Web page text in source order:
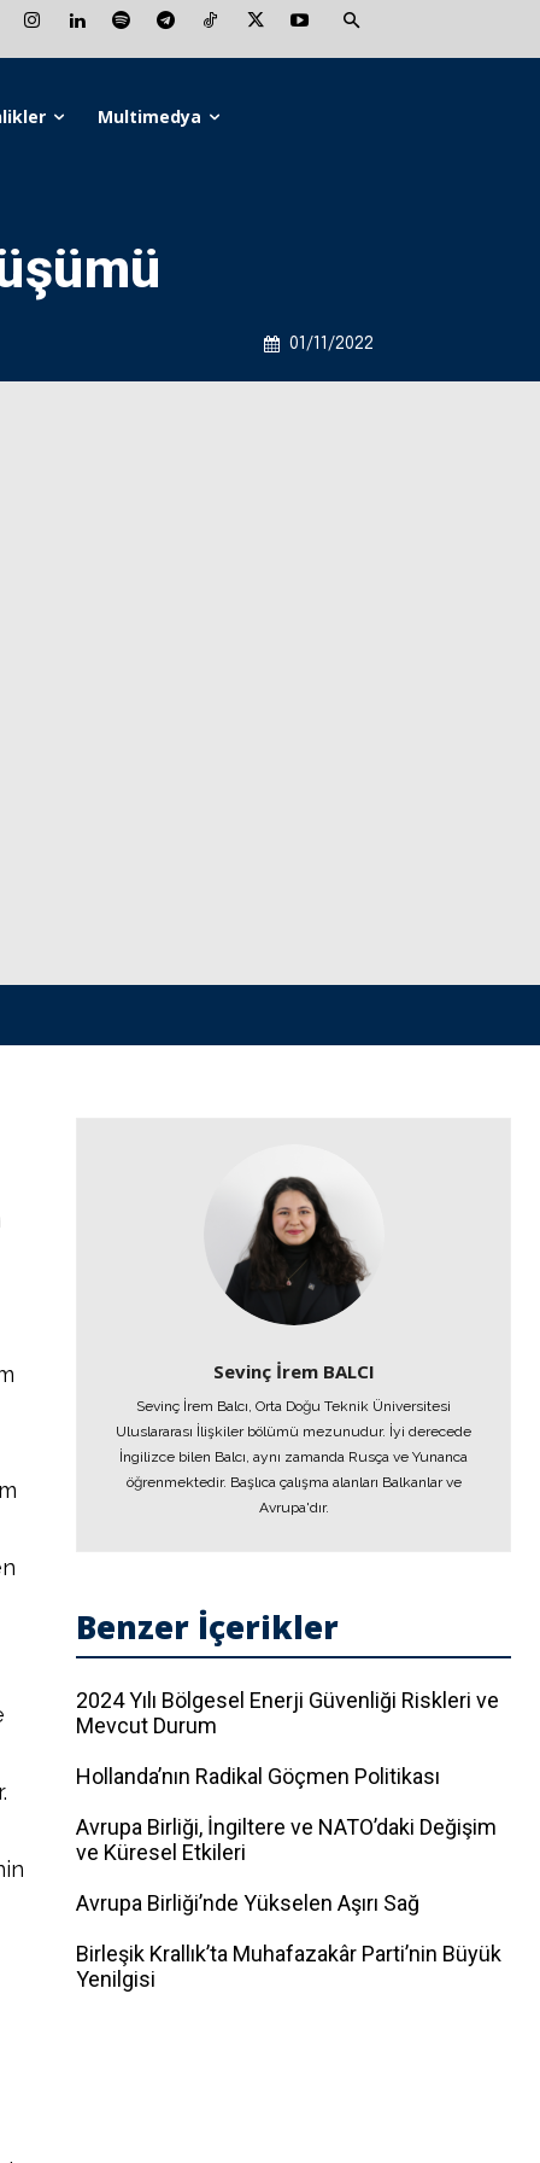
Multimedya
01/11/2022
Sevinç İrem BALCI
Sevinç İrem Balcı, Orta Doğu Teknik Üniversitesi
Uluslararası İlişkiler bölümü mezunudur. İyi derecede
İngilizce bilen Balcı, aynı zamanda Rusça ve Yunanca
öğrenmektedir. Başlıca çalışma alanları Balkanlar ve
Avrupa'dır.
Benzer İçerikler
2024 Yılı Bölgesel Enerji Güvenliği Riskleri ve
Mevcut Durum
Hollanda’nın Radikal Göçmen Politikası
Avrupa Birliği, İngiltere ve NATO’daki Değişim
ve Küresel Etkileri
Avrupa Birliği’nde Yükselen Aşırı Sağ
Birleşik Krallık’ta Muhafazakâr Parti’nin Büyük
Yenilgisi